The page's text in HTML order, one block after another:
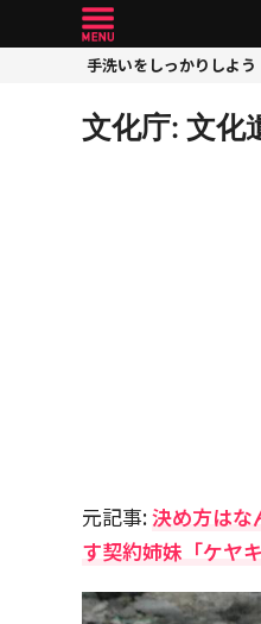
手洗いをしっかりしよ
文化庁: 文化
元記事:決め方はな
す契約姉妹「ケヤ